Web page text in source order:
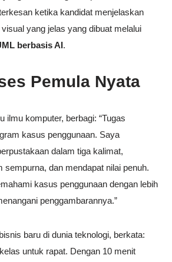
ketika kandidat menjelaskan
yang jelas yang dibuat melalui
berbasis AI.
Pemula Nyata
ilmu komputer, berbagi: “Tugas
kasus penggunaan. Saya
dalam tiga kalimat,
sempurna, dan mendapat nilai penuh.
kasus penggunaan dengan lebih
penggambarannya.”
baru di dunia teknologi, berkata:
untuk rapat. Dengan 10 menit